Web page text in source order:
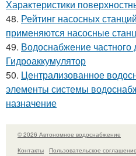
Характеристики
48. Рейтинг насосных
применяются насосные
49. Водоснабжение частного
Гидроаккумулятор
50. Централизованное
элементы системы
назначение
© 2026 Автономное водоснабжение
Контакты
Пользовательское соглашение